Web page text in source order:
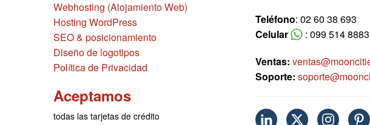
Webhosting (Alojamiento Web)
Hosting WordPress
SEO & posicionamiento
Diseño de logotipos
Política de Privacidad
Aceptamos
todas las tarjetas de crédito
Teléfono: 02 60 38 693
Celular
: 099 514 8883
Ventas:
Soporte: